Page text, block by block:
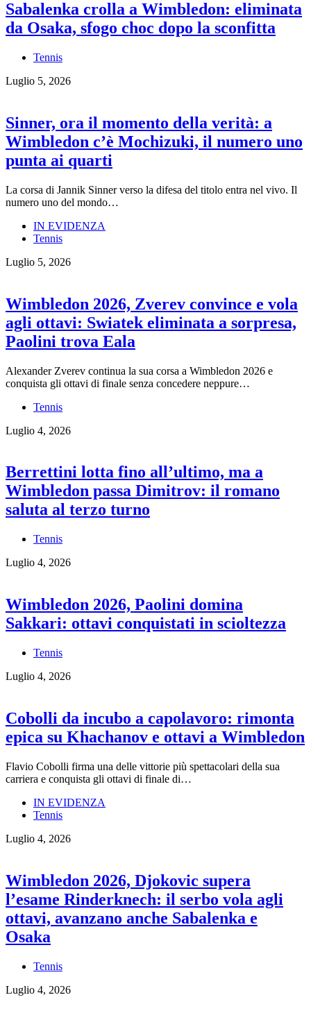
Sabalenka crolla a Wimbledon: eliminata
da Osaka, sfogo choc dopo la sconfitta
Tennis
Luglio 5, 2026
Sinner, ora il momento della verità: a
Wimbledon c’è Mochizuki, il numero uno
punta ai quarti
La corsa di Jannik Sinner verso la difesa del titolo entra nel vivo. Il
numero uno del mondo…
IN EVIDENZA
Tennis
Luglio 5, 2026
Wimbledon 2026, Zverev convince e vola
agli ottavi: Swiatek eliminata a sorpresa,
Paolini trova Eala
Alexander Zverev continua la sua corsa a Wimbledon 2026 e
conquista gli ottavi di finale senza concedere neppure…
Tennis
Luglio 4, 2026
Berrettini lotta fino all’ultimo, ma a
Wimbledon passa Dimitrov: il romano
saluta al terzo turno
Tennis
Luglio 4, 2026
Wimbledon 2026, Paolini domina
Sakkari: ottavi conquistati in scioltezza
Tennis
Luglio 4, 2026
Cobolli da incubo a capolavoro: rimonta
epica su Khachanov e ottavi a Wimbledon
Flavio Cobolli firma una delle vittorie più spettacolari della sua
carriera e conquista gli ottavi di finale di…
IN EVIDENZA
Tennis
Luglio 4, 2026
Wimbledon 2026, Djokovic supera
l’esame Rinderknech: il serbo vola agli
ottavi, avanzano anche Sabalenka e
Osaka
Tennis
Luglio 4, 2026